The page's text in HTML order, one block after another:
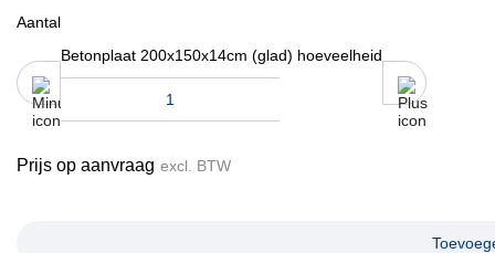
Aantal
Betonplaat 200x150x14cm (glad) hoeveelheid
Prijs op aanvraag excl. BTW